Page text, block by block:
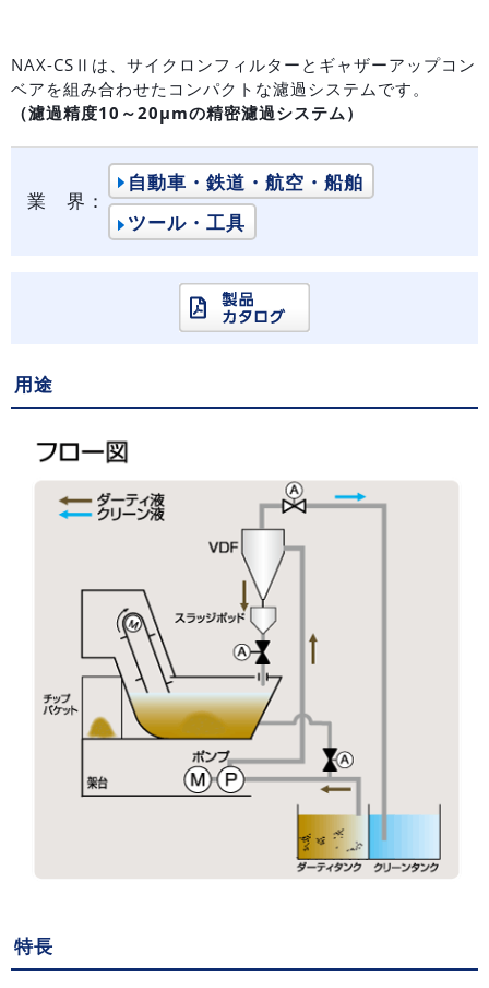
NAX-CSⅡは、サイクロンフィルターとギャザーアップコン
ベアを組み合わせたコンパクトな濾過システムです。
（濾過精度10～20μmの精密濾過システム）
業 界：
自動車・鉄道・航空・船舶
ツール・工具
用途
特長